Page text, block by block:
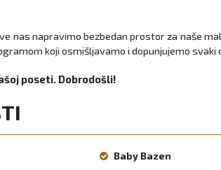
nas napravimo bezbedan prostor za naše
koji osmišljavamo i dopunjujemo svaki
poseti. Dobrodošli!
Baby Bazen